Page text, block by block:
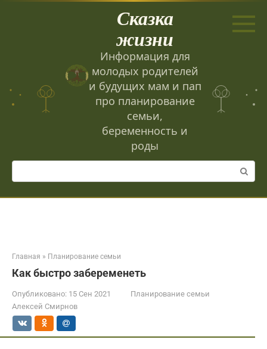
Сказка
жизни
Информация для
молодых родителей
и будущих мам и пап
про планирование
семьи,
беременность и
роды
Поиск:
Главная » Планирование семьи
Как быстро забеременеть
Опубликовано: 15 Сен 2021
Планирование семьи
Алексей Смирнов